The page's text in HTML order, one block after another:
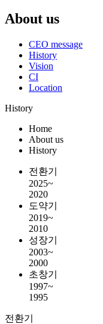
About us
CEO message
History
Vision
CI
Location
History
Home
About us
History
전환기
2025~
2020
도약기
2019~
2010
성장기
2003~
2000
초창기
1997~
1995
전환기